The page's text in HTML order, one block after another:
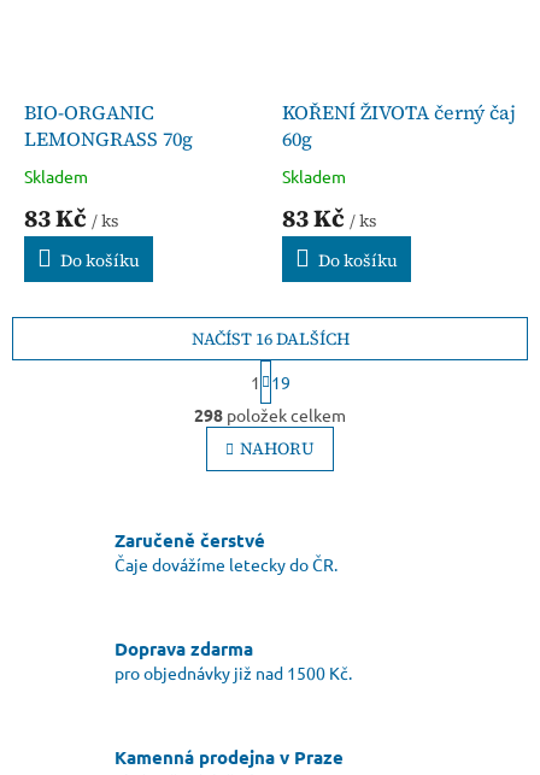
BIO-ORGANIC
LEMONGRASS 70g
Skladem
83 Kč / ks
Do košíku
KOŘENÍ ŽIVOTA černý čaj
60g
Skladem
83 Kč / ks
Do košíku
O
v
l
á
í
y
p
NAČÍST 16 DALŠÍCH
S
t
r
á
n
k
n
í
1
19
298 položek celkem
NAHORU
Zaručeně čerstvé
Čaje dovážíme letecky do ČR.
Doprava zdarma
pro objednávky již nad 1500 Kč.
Kamenná prodejna v Praze